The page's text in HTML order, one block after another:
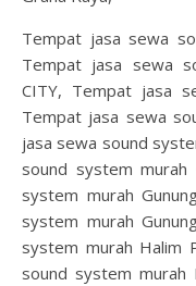
Tempat jasa sewa
Tempat jasa sewa
CITY, Tempat jasa
Tempat jasa sewa
jasa sewa sound
sound system murah
system murah
system murah
system murah Halim
sound system murah